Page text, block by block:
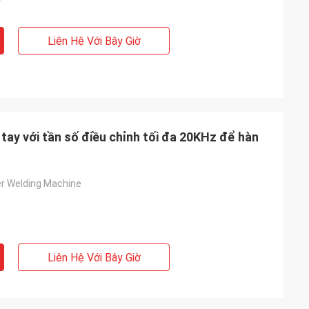
Liên Hệ Với Bây Giờ
với tần số điều chỉnh tối đa 20KHz để hàn
Welding Machine
Liên Hệ Với Bây Giờ